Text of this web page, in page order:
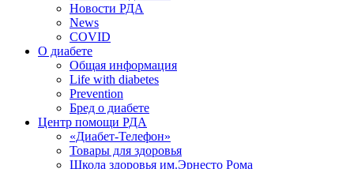
Новости РДА
News
COVID
О диабете
Общая информация
Life with diabetes
Prevention
Бред о диабете
Центр помощи РДА
«Диабет-Телефон»
Товары для здоровья
Школа здоровья им.Эрнесто Рома